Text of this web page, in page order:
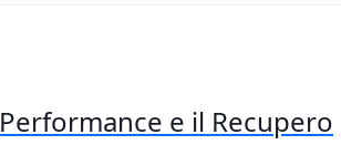
e il Recupero